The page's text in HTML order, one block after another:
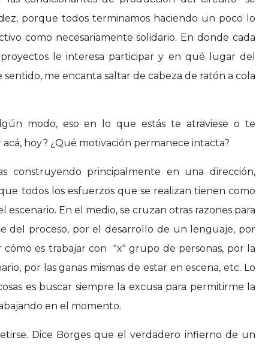
porque todos terminamos haciendo un poco lo
como necesariamente solidario. En donde cada
le interesa participar y en qué lugar del
sentido, me encanta saltar de cabeza de ratón a cola
modo, eso en lo que estás te atraviese o te
hoy? ¿Qué motivación permanece intacta?
construyendo principalmente en una dirección,
todos los esfuerzos que se realizan tienen como
En el medio, se cruzan otras razones para
del proceso, por el desarrollo de un lenguaje, por
es trabajar con "x" grupo de personas, por la
por las ganas mismas de estar en escena, etc. Lo
es buscar siempre la excusa para permitirme la
en el momento.
Dice Borges que el verdadero infierno de un